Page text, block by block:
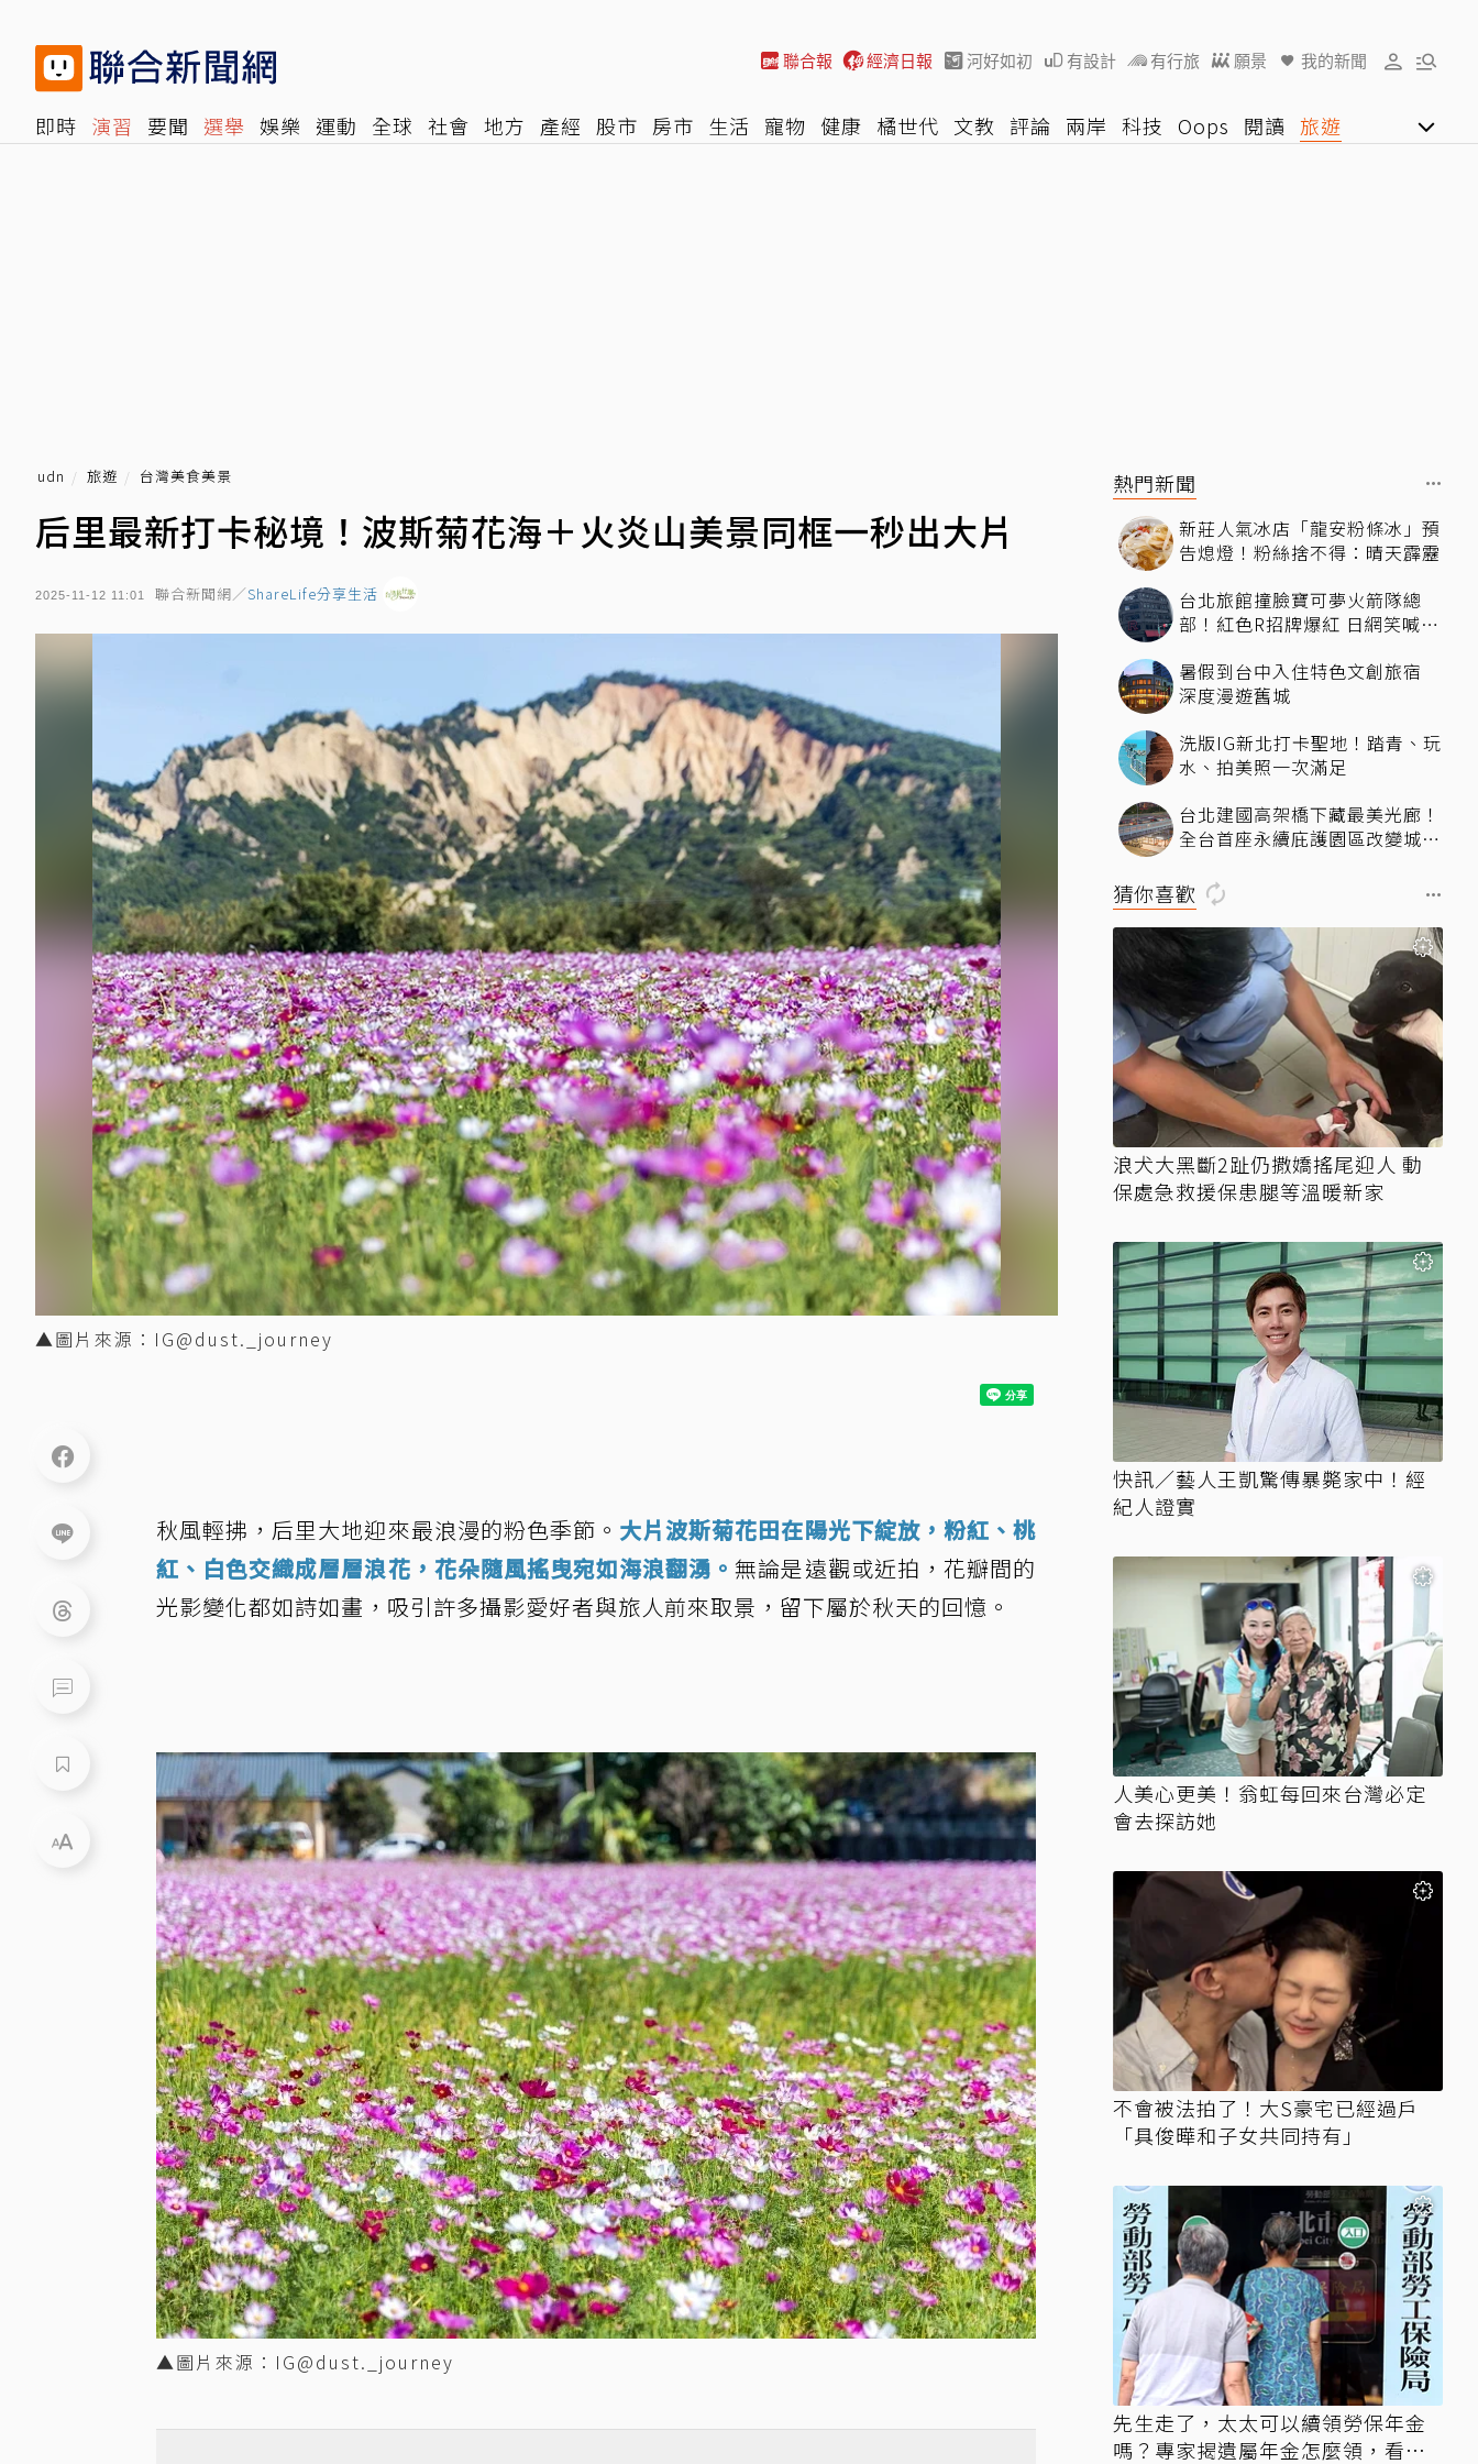
聯合報 經濟日報 河好如初 有設計 有行旅 願景 我的新聞
即時 演習 要聞 選舉 娛樂 運動 全球 社會 地方 產經 股市 房市 生活 寵物 健康 橘世代 文教 評論 兩岸 科技 Oops 閱讀 旅遊
udn 旅遊 台灣美食美景
后里最新打卡秘境！波斯菊花海＋火炎山美景同框一秒出大片
2025-11-12 11:01 聯合新聞網／ShareLife分享生活
▲圖片來源：IG@dust._journey
秋風輕拂，后里大地迎來最浪漫的粉色季節。 大片波斯菊花田在陽光下綻放，粉紅、桃
紅、白色交織成層層浪花，花朵隨風搖曳宛如海浪翻湧。無論是遠觀或近拍，花瓣間的
光影變化都如詩如畫，吸引許多攝影愛好者與旅人前來取景，留下屬於秋天的回憶。
▲圖片來源：IG@dust._journey
熱門新聞
新莊人氣冰店「龍安粉條冰」預
告熄燈！粉絲捨不得：晴天霹靂
台北旅館撞臉寶可夢火箭隊總
部！紅色R招牌爆紅 日網笑喊：
暑假到台中入住特色文創旅宿
深度漫遊舊城
洗版IG新北打卡聖地！踏青、玩
水、拍美照一次滿足
台北建國高架橋下藏最美光廊！
全台首座永續庇護園區改變城市
猜你喜歡
浪犬大黑斷2趾仍撒嬌搖尾迎人 動
保處急救援保患腿等溫暖新家
快訊／藝人王凱驚傳暴斃家中！經
紀人證實
人美心更美！翁虹每回來台灣必定
會去探訪她
不會被法拍了！大S豪宅已經過戶
「具俊曄和子女共同持有」
先生走了，太太可以續領勞保年金
嗎？專家揭遺屬年金怎麼領，看順